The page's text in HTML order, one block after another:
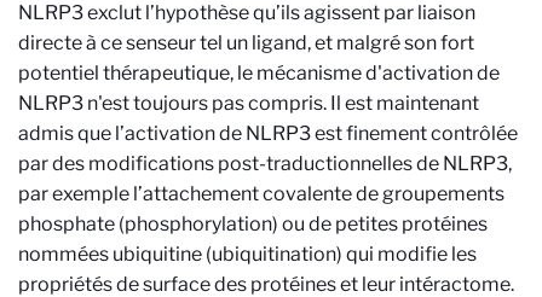
NLRP3 exclut l’hypothèse qu’ils agissent par liaison
directe à ce senseur tel un ligand, et malgré son fort
potentiel thérapeutique, le mécanisme d'activation de
NLRP3 n'est toujours pas compris. Il est maintenant
admis que l’activation de NLRP3 est finement contrôlée
par des modifications post-traductionnelles de NLRP3,
par exemple l’attachement covalente de groupements
phosphate (phosphorylation) ou de petites protéines
nommées ubiquitine (ubiquitination) qui modifie les
propriétés de surface des protéines et leur intéractome.